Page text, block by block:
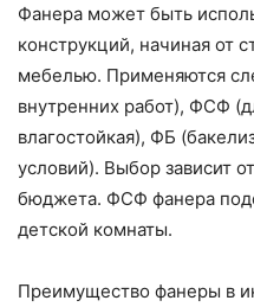
Фанера может быть
конструкций, начиная от
мебелью. Применяются
внутренних работ), ФСФ
влагостойкая), ФБ
условий). Выбор зависит
бюджета. ФСФ фанера
детской комнаты.
Преимущество фанеры в